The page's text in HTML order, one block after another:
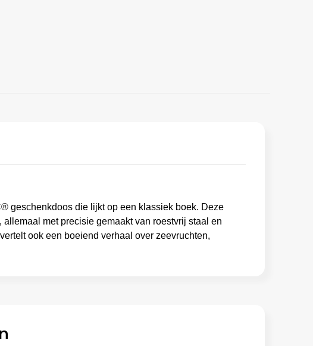
geschenkdoos die lijkt op een klassiek boek. Deze
met precisie gemaakt van roestvrij staal en
ook een boeiend verhaal over zeevruchten,